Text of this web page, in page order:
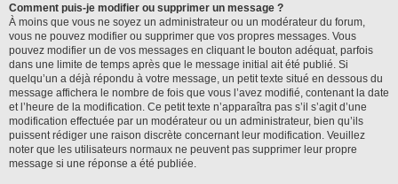
Comment puis-je modifier ou supprimer un message ?
À moins que vous ne soyez un administrateur ou un modérateur du forum,
vous ne pouvez modifier ou supprimer que vos propres messages. Vous
pouvez modifier un de vos messages en cliquant le bouton adéquat, parfois
dans une limite de temps après que le message initial ait été publié. Si
quelqu’un a déjà répondu à votre message, un petit texte situé en dessous du
message affichera le nombre de fois que vous l’avez modifié, contenant la date
et l’heure de la modification. Ce petit texte n’apparaîtra pas s’il s’agit d’une
modification effectuée par un modérateur ou un administrateur, bien qu’ils
puissent rédiger une raison discrète concernant leur modification. Veuillez
noter que les utilisateurs normaux ne peuvent pas supprimer leur propre
message si une réponse a été publiée.